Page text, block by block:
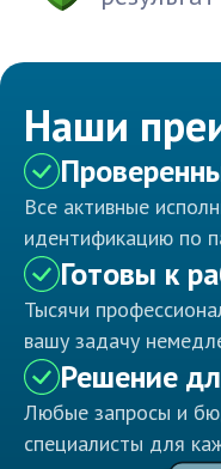
Наши
Все активные
идентификацию по
Готовы к
Тысячи
вашу задачу
Решение
Любые запросы и
специалисты для